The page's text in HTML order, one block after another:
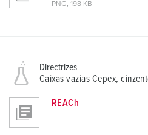
PNG, 198 KB
Directrizes
Caixas vazias Cepex,
REACh